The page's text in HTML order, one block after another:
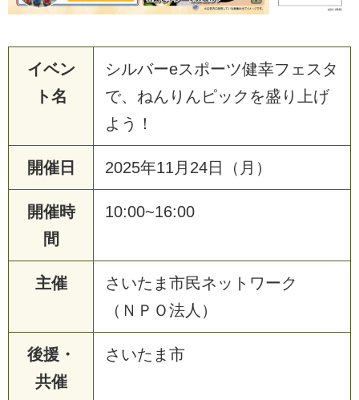
イベン
ト名
シルバーeスポーツ健幸フェスタ
で、ねんりんピックを盛り上げ
よう！
開催日 2025年11月24日（月）
開催時
間
10:00~16:00
主催
さいたま市民ネットワーク
（ＮＰＯ法人）
後援・
共催
さいたま市